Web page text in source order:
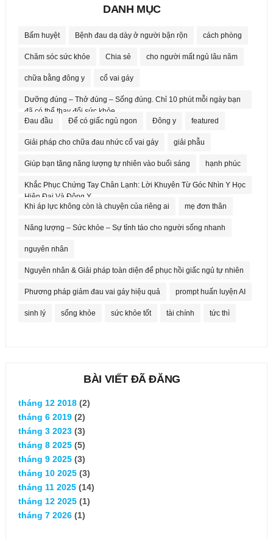
DANH MỤC
Bấm huyệt Bệnh đau dạ dày ở người bận rộn cách phòng
Chăm sóc sức khỏe Chia sẻ cho người mất ngủ lâu năm
chữa bằng đông y cổ vai gáy
Dưỡng đúng – Thở đúng – Sống đúng. Chỉ 10 phút mỗi ngày bạn
đã có thể thay đổi sức khỏe.
Đau đầu
Để có giấc ngủ ngon Đông y featured
Giải pháp cho chữa đau nhức cổ vai gáy giải phẫu
Giúp bạn tăng năng lượng tự nhiên vào buổi sáng hạnh phúc
Khắc Phục Chứng Tay Chân Lạnh: Lời Khuyên Từ Góc Nhìn Y Học
Hiện Đại Và Đông Y
Khi áp lực không còn là chuyện của riêng ai
mẹ đơn thân
Năng lượng – Sức khỏe – Sự tỉnh táo cho người sống nhanh
nguyên nhân
Nguyên nhân & Giải pháp toàn diện để phục hồi giấc ngủ tự nhiên
Phương pháp giảm đau vai gáy hiệu quả prompt huấn luyện AI
sinh lý sống khỏe sức khỏe tốt tài chính tức thì
BÀI VIẾT ĐÃ ĐĂNG
tháng 12 2018(2)
tháng 6 2019(2)
tháng 3 2023(3)
tháng 8 2025(5)
tháng 9 2025(3)
tháng 10 2025(3)
tháng 11 2025(14)
tháng 12 2025(1)
tháng 7 2026(1)